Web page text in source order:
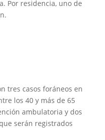
Por residencia, uno de
tres casos foráneos en
los 40 y más de 65
ambulatoria y dos
serán registrados